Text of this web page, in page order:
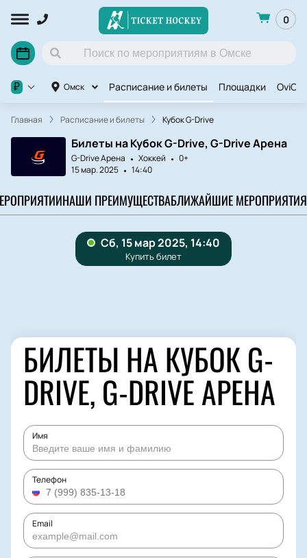
0
Омск Расписание и билеты Площадки
₽
Главная Расписание и билеты Кубок G-Drive
Билеты на Кубок G-Drive, G-Drive Арена
G-Drive Арена Хоккей
0+
15 мар. 2025
14:40
НАШИ ПРЕИМУЩЕСТВАБЛИЖАЙШИЕ МЕРОПРИЯТИЯ
БИЛЕТЫ НА КУБОК G-
DRIVE, G-DRIVE АРЕНА
Имя
Телефон
Email